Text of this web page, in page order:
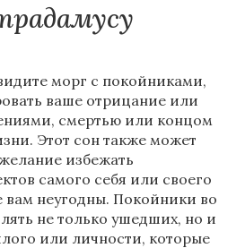
морг с покойниками,
ваше отрицание или
смертью или концом
Этот сон также может
избежать
самого себя или своего
неугодны. Покойники во
не только ушедших, но и
или личности, которые